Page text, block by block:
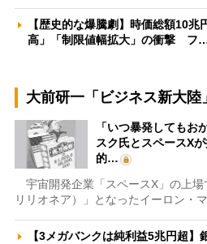
【歴史的な爆騰劇】時価総額10
高」「制限値幅拡大」の衝撃 フ
大前研一「ビジネス新大陸
「いつ暴発してもお
スク氏とスペースX
的…
宇宙開発企業「スペースX」の上場
リリオネア）」となったイーロン・
【3メガバンクは純利益5兆円超